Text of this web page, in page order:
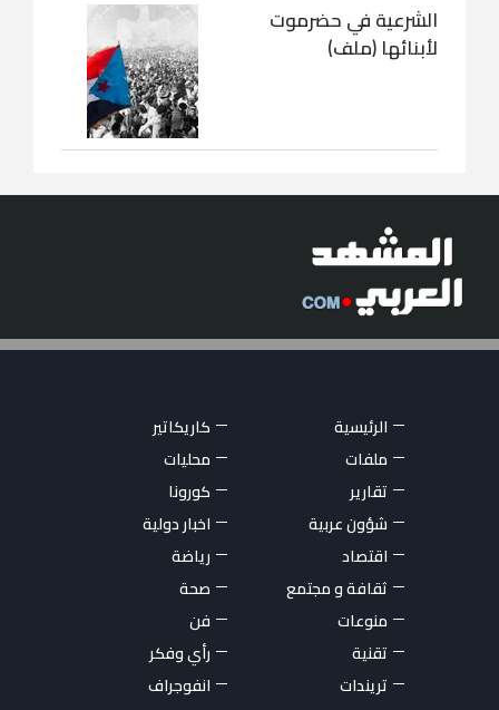
الشرعية في حضرموت
لأبنائها (ملف)
الرئيسية
كاريكاتير
ملفات
محليات
تقارير
كورونا
شؤون عربية
اخبار دولية
اقتصاد
رياضة
ثقافة و مجتمع
صحة
منوعات
فن
تقنية
رأي وفكر
تريندات
انفوجراف